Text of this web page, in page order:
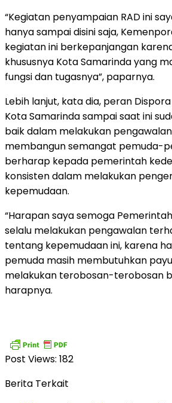
“Kegiatan penyampaian RAD ini
hanya sampai disini saja,
kegiatan ini berkepanjangan
khususnya Kota Samarinda yang
fungsi dan tugasnya”, paparnya.
Lebih lanjut, kata dia, peran
Kota Samarinda sampai saat ini
baik dalam melakukan
membangun semangat pemuda-
berharap kepada pemerintah
konsisten dalam melakukan
kepemudaan.
“Harapan saya semoga
selalu melakukan pengawalan
tentang kepemudaan ini, karena
pemuda masih membutuhkan
melakukan terobosan-terobosan
harapnya.
Post Views: 182
Berita Terkait